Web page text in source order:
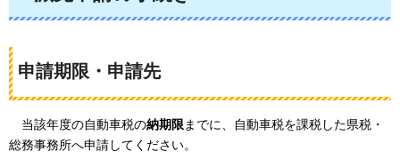
申請期限・申請先
当該年度の自動車税の納期限までに、自動車税を課税した県税・
総務事務所へ申請してください。